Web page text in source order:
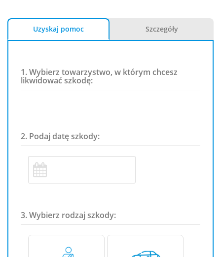
Uzyskaj pomoc Szczegóły
1. Wybierz towarzystwo, w którym chcesz
likwidować szkodę:
2. Podaj datę szkody:
3. Wybierz rodzaj szkody: